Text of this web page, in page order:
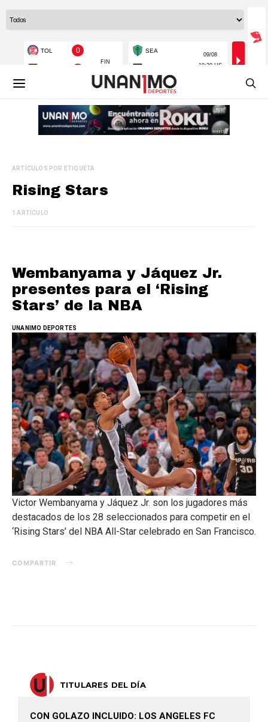
ARTÍCULOS POR ETIQUETA
Rising Stars
1 ARTÍCULO
Wembanyama y Jáquez Jr.
presentes para el ‘Rising
Stars’ de la NBA
UNANIMO DEPORTES
Victor Wembanyama y Jáquez Jr. son los jugadores más
destacados de los 28 seleccionados para competir en el
‘Rising Stars’ del NBA All-Star celebrado en San Francisco.
COMPARTIR
TITULARES DEL DÍA
CON GOLAZO INCLUIDO: LOS ANGELES FC